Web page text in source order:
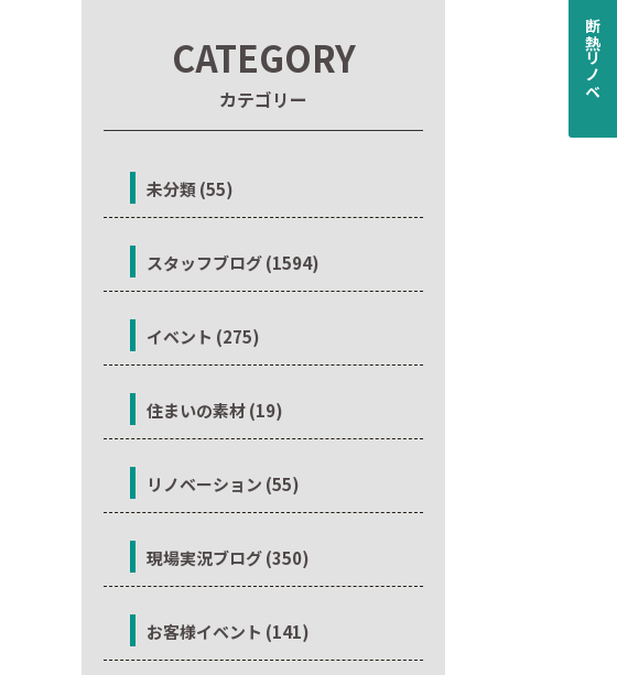
CATEGORY
カテゴリー
未分類 (55)
スタッフブログ (1594)
イベント (275)
住まいの素材 (19)
リノベーション (55)
現場実況ブログ (350)
お客様イベント (141)
断熱リノベ